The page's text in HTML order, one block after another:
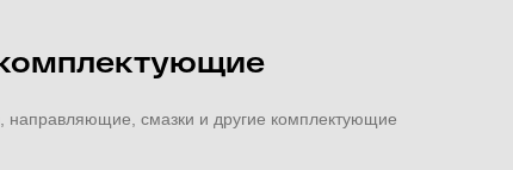
смазки и другие комплектующие